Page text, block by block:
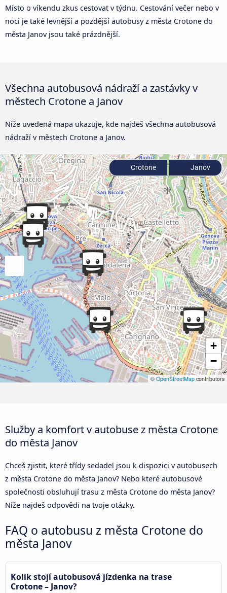
Místo o víkendu zkus cestovat v týdnu. Cestování večer nebo v
noci je také levnější a pozdější autobusy z města Crotone do
města Janov jsou také prázdnější.
Všechna autobusová nádraží a zastávky v
městech Crotone a Janov
Níže uvedená mapa ukazuje, kde najdeš všechna autobusová
nádraží v městech Crotone a Janov.
+
−
©OpenStreetMap contributors
Crotone Janov
Služby a komfort v autobuse z města Crotone
do města Janov
Chceš zjistit, které třídy sedadel jsou k dispozici v autobusech
z města Crotone do města Janov? Nebo které autobusové
společnosti obsluhují trasu z města Crotone do města Janov?
Níže najdeš odpovědi na tvoje otázky.
FAQ o autobusu z města Crotone do
města Janov
Kolik stojí autobusová jízdenka na trase
Crotone – Janov?